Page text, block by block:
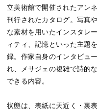
立美術館で開催されたアン
刊行されたカタログ。写真
な素材を用いたインスタレ
ィティ、記憶といった主題
録。作家自身のインタビュ
れ、メサジェの複雑で詩的
できる内容。
状態は、表紙に天近く・裏